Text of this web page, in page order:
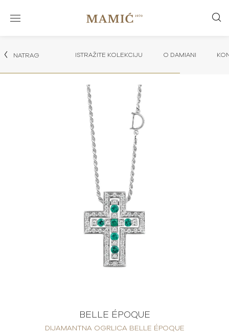
NATRAG ISTRAŽITE KOLEKCIJU O DAMIANI
BELLE ÉPOQUE
DIJAMANTNA OGRLICA BELLE ÉPOQUE